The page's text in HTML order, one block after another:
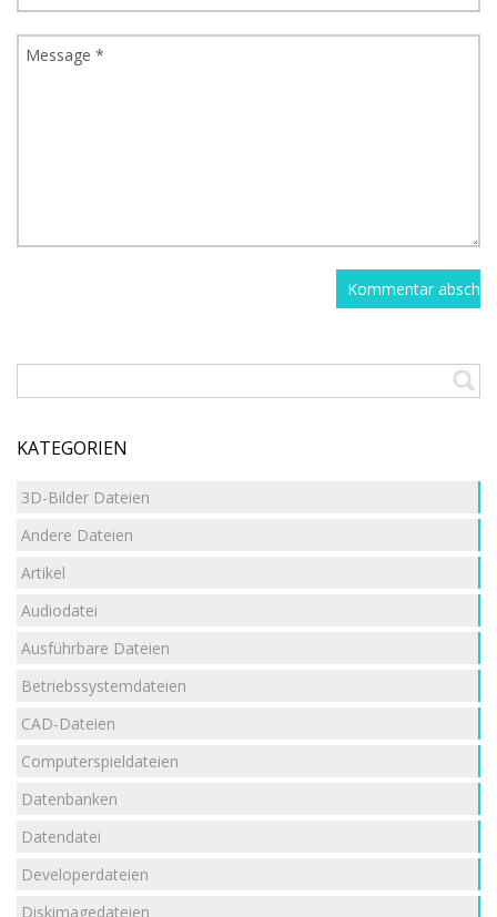
KATEGORIEN
3D-Bilder Dateien
Andere Dateien
Artikel
Audiodatei
Ausführbare Dateien
Betriebssystemdateien
CAD-Dateien
Computerspieldateien
Datenbanken
Datendatei
Developerdateien
Diskimagedateien